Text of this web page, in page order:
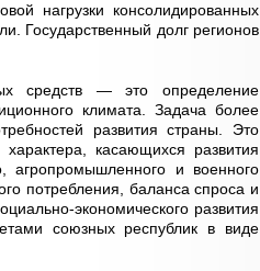
нагрузки консолидированных
Государственный долг регионов
средств — это определение
климата. Задача более
развития страны. Это
характера, касающихся развития
агропромышленного и военного
потребления, баланса спроса и
экономического развития
союзных республик в виде